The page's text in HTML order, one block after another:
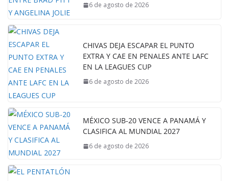
6 de agosto de 2026
CHIVAS DEJA ESCAPAR EL PUNTO
EXTRA Y CAE EN PENALES ANTE LAFC
EN LA LEAGUES CUP
6 de agosto de 2026
MÉXICO SUB-20 VENCE A PANAMÁ Y
CLASIFICA AL MUNDIAL 2027
6 de agosto de 2026